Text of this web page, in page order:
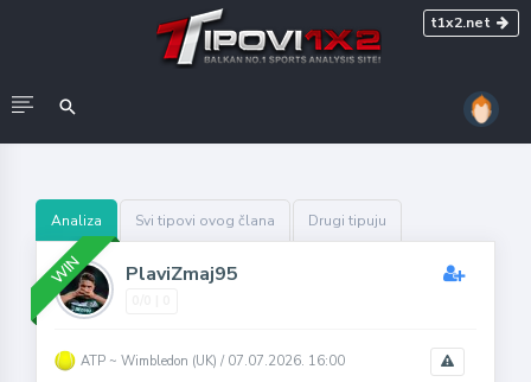
t1x2.net
Analiza Svi tipovi ovog člana Drugi tipuju
WIN PlaviZmaj95
ATP ~ Wimbledon (UK) / 07.07.2026. 16:00